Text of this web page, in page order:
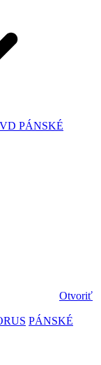
PÁNSKÉ
Otvoriť
PÁNSKÉ